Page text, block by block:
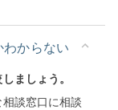
わからない
ましょう。
談窓口に相談